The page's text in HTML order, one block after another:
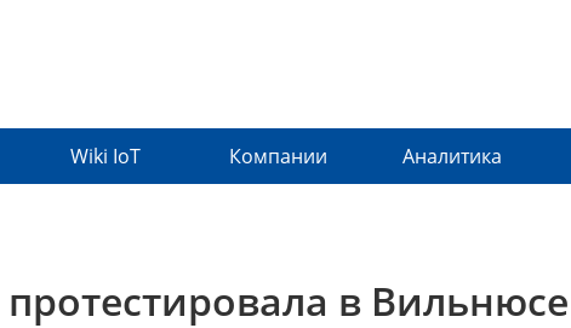
Wiki IoT Компании Аналитика
в Вильнюсе